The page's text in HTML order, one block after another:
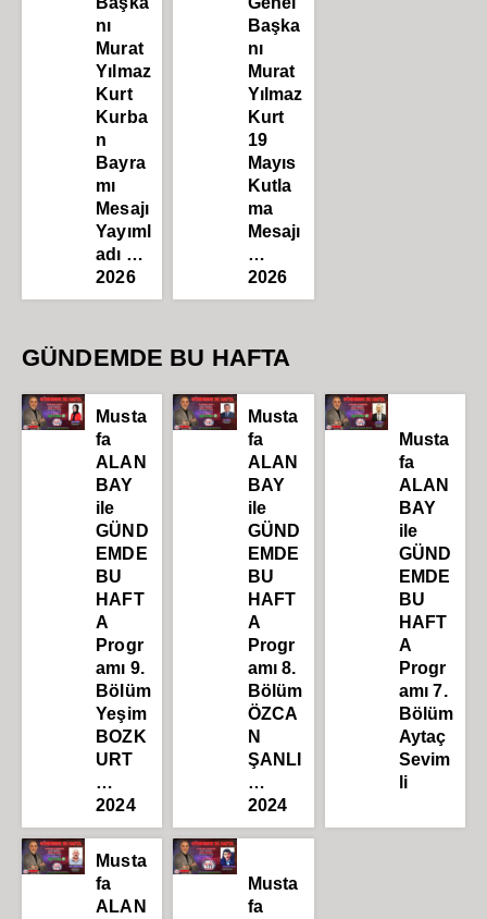
nı
Murat
Yılmaz
Kurt
Kurba
n
Bayra
mı
Mesajı
Yayıml
adı …
2026
Başka
nı
Murat
Yılmaz
Kurt
19
Mayıs
Kutla
ma
Mesajı
…
2026
GÜNDEMDE BU HAFTA
Musta
fa
ALAN
BAY
ile
GÜND
EMDE
BU
HAFT
A
Progr
amı 9.
Bölüm
Yeşim
BOZK
URT
…
2024
Musta
fa
ALAN
BAY
ile
GÜND
EMDE
BU
HAFT
A
Progr
amı 8.
Bölüm
ÖZCA
N
ŞANLI
…
2024
Musta
fa
ALAN
BAY
ile
GÜND
EMDE
BU
HAFT
A
Progr
amı 7.
Bölüm
Aytaç
Sevim
li
Musta
fa
ALAN
Musta
fa